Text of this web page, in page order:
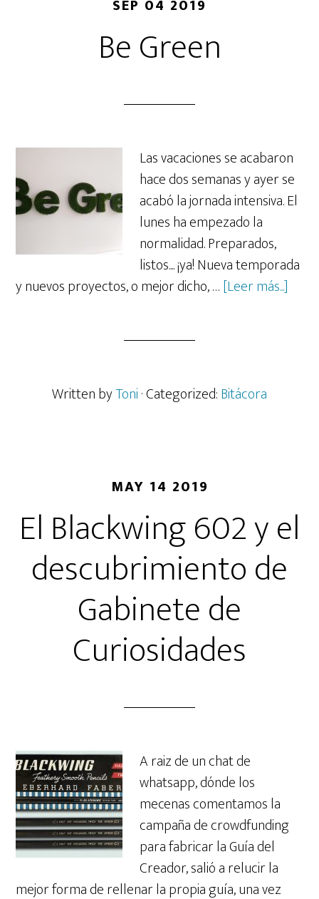
SEP 04 2019
Be Green
Las vacaciones se acabaron
hace dos semanas y ayer se
acabó la jornada intensiva. El
lunes ha empezado la
normalidad. Preparados,
listos.... ¡ya! Nueva temporada
y nuevos proyectos, o mejor dicho, …[Leer más...]
Written byToni· Categorized:Bitácora
MAY 14 2019
El Blackwing 602 y el
descubrimiento de
Gabinete de
Curiosidades
A raiz de un chat de
whatsapp, dónde los
mecenas comentamos la
campaña de crowdfunding
para fabricar la Guía del
Creador, salió a relucir la
mejor forma de rellenar la propia guía, una vez